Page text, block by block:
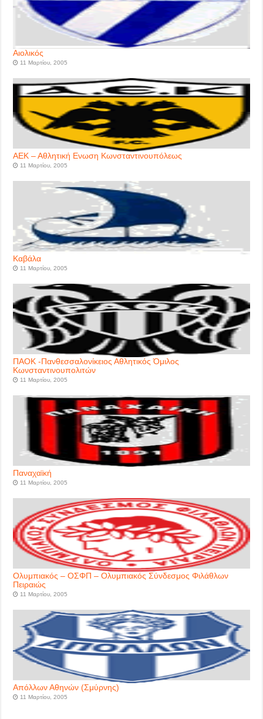
Αιολικός
11 Μαρτίου, 2005
ΑΕΚ – Αθλητική Ενωση Κωνσταντινουπόλεως
11 Μαρτίου, 2005
Καβάλα
11 Μαρτίου, 2005
ΠΑΟΚ -Πανθεσσαλονίκειος Αθλητικός Όμιλος
Κωνσταντινουπολιτών
11 Μαρτίου, 2005
Παναχαϊκή
11 Μαρτίου, 2005
Ολυμπιακός – ΟΣΦΠ – Ολυμπιακός Σύνδεσμος Φιλάθλων
Πειραιώς
11 Μαρτίου, 2005
Απόλλων Αθηνών (Σμύρνης)
11 Μαρτίου, 2005